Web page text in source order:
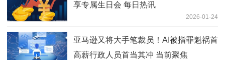
享专属生日会 每日热讯
2026-01-24
亚马逊又将大手笔裁员！AI被指罪魁祸首
高薪行政人员首当其冲 当前聚焦